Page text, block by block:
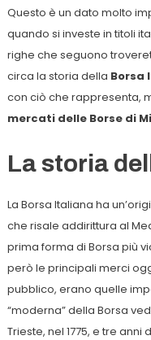
Questo è un dato molto
quando si investe in titoli
righe che seguono
circa la storia della Borsa
con ciò che rappresenta,
mercati delle Borse di
La storia
La Borsa Italiana ha
che risale addirittura al
prima forma di Borsa più
però le principali merci
pubblico, erano quelle
“moderna” della Borsa
Trieste, nel 1775, e tre